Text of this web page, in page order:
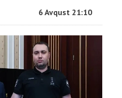
6 Avqust 21:10